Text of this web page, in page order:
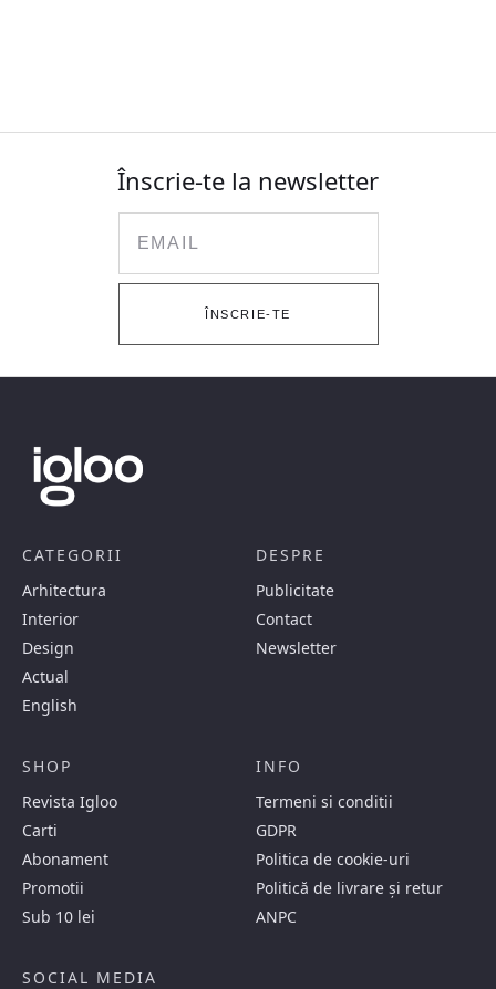
Înscrie-te la newsletter
ÎNSCRIE-TE
CATEGORII
Arhitectura
Interior
Design
Actual
English
DESPRE
Publicitate
Contact
Newsletter
SHOP
Revista Igloo
Carti
Abonament
Promotii
Sub 10 lei
INFO
Termeni si conditii
GDPR
Politica de cookie-uri
Politică de livrare și retur
ANPC
SOCIAL MEDIA